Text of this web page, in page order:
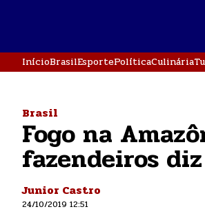
InícioBrasilEsportePolíticaCulinária
Brasil
Fogo na
fazendeiros
Junior Castro
24/10/2019 12:51